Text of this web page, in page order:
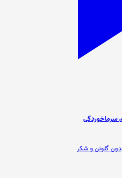
سرماخوردگی